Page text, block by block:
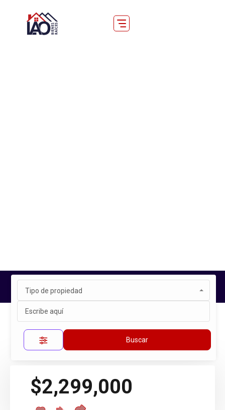
Tipo de propiedad
Buscar
Inicio
Propiedad única
$2,299,000